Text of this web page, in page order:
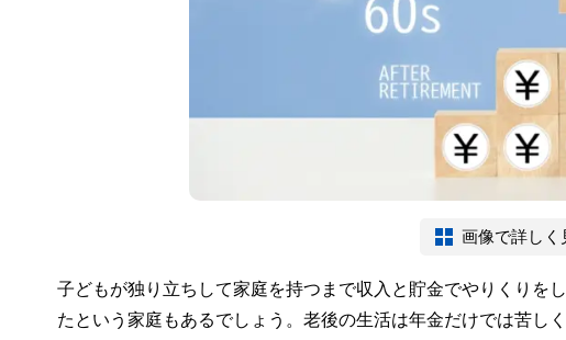
画像で詳しく
子どもが独り立ちして家庭を持つまで収入と貯金でやりくりを
たという家庭もあるでしょう。老後の生活は年金だけでは苦し